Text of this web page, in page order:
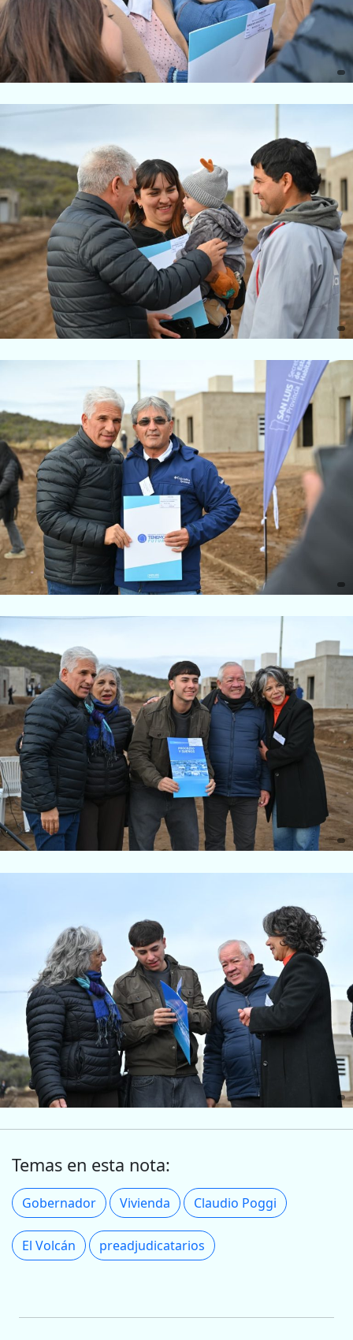
Temas en esta nota:
Gobernador Vivienda Claudio Poggi
El Volcán preadjudicatarios